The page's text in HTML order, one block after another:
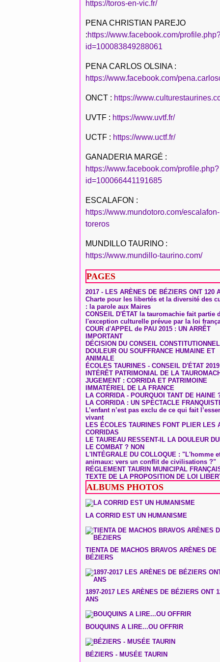
https://toros-en-vic.fr/
PENA CHRISTIAN PAREJO
:https://www.facebook.com/
id=100083849288061
PENA CARLOS OLSINA :
https://www.facebook.com/
ONCT : https://
UVTF : https://www.uvtf.fr/
UCTF : https://www.uctf.fr/
GANADERIA MARGÉ :
https://www.facebook.com/profile.php?
id=100066441191685
ESCALAFON :
https://www.mundotoro.com/escalafon-
toreros
MUNDILLO TAURINO :
https://www.mundillo-taurino.com/
PAGES
2017 - LES ARÈNES DE BÉZIERS ONT 120
Charte pour les libertés et la diversité des
: la parole aux Maires
CONSEIL D'ÉTAT la tauromachie fait partie
l'exception culturelle prévue par la loi
COUR d'APPEL de PAU 2015 : UN ARRÊT
IMPORTANT
DÉCISION DU CONSEIL CONSTITUTIONNEL
DOULEUR OU SOUFFRANCE HUMAINE ET
ANIMALE
ÉCOLES TAURINES - CONSEIL D'ÉTAT 2019
INTÉRÊT PATRIMONIAL DE LA
JUGEMENT : CORRIDA ET PATRIMOINE
IMMATÉRIEL DE LA FRANCE
LA CORRIDA - POURQUOI TANT DE HAINE
LA CORRIDA : UN SPECTACLE
L’enfant n’est pas exclu de ce qui fait
vivant
LES ÉCOLES TAURINES FONT PLIER LES
CORRIDAS
LE TAUREAU RESSENT-IL LA DOULEUR
LE COMBAT ? NON
L'INTÉGRALE DU COLLOQUE : "L'homme
animaux: vers un conflit de civilisations ?"
RÉGLEMENT TAURIN MUNICIPAL
TEXTE DE LA PROPOSITION DE LOI
ALBUMS PHOTOS
LA CORRID EST UN HUMANISME
TIENTA DE MACHOS BRAVOS ARÈNES DE
BÉZIERS
1897-2017 LES ARÈNES DE BÉZIERS ONT
ANS
BOUQUINS A LIRE...OU OFFRIR
BÉZIERS - MUSÉE TAURIN